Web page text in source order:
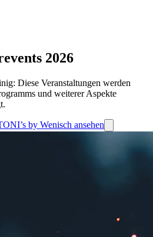
2026
Diese Veranstaltungen werden
und weiterer Aspekte
by Wenisch ansehen